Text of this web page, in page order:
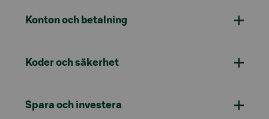
Konton och betalning
Koder och säkerhet
Spara och investera